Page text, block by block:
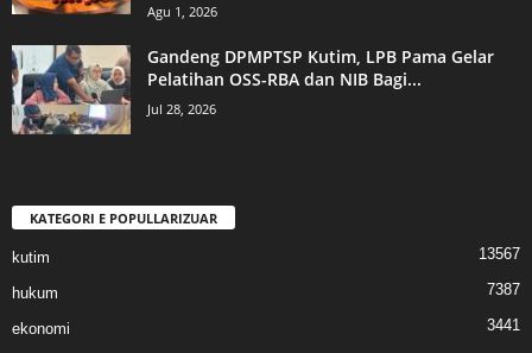
Agu 1, 2026
Gandeng DPMPTSP Kutim, LPB Pama Gelar
Pelatihan OSS-RBA dan NIB Bagi...
Jul 28, 2026
KATEGORI E POPULLARIZUAR
kutim 13567
hukum 7387
ekonomi
3441